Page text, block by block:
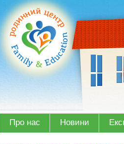
Про нас Новини